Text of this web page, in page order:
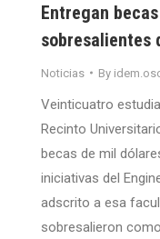
Entregan
sobresalientes
Noticias By
Veinticuatro
Recinto
becas de mil
iniciativas del
adscrito a esa
sobresalieron